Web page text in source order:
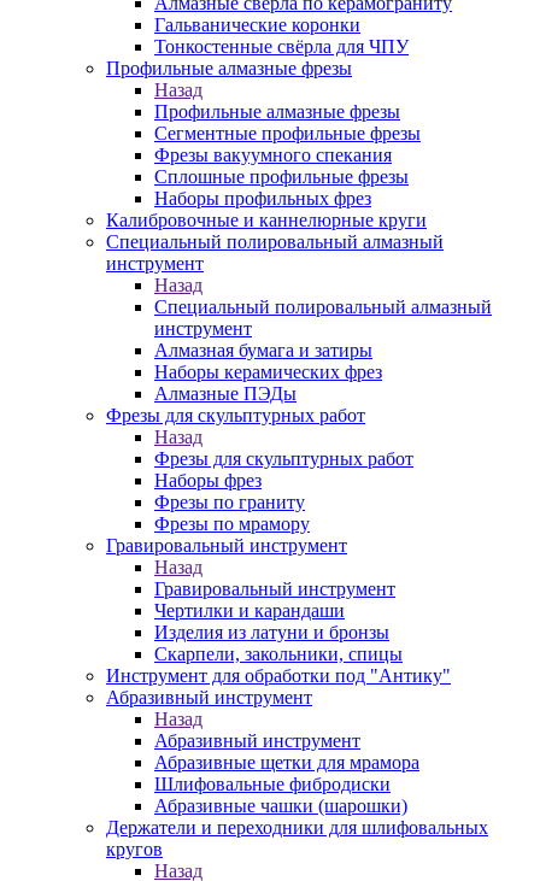
Гальванические коронки
Тонкостенные свёрла для ЧПУ
Профильные алмазные фрезы
Назад
Профильные алмазные фрезы
Сегментные профильные фрезы
Фрезы вакуумного спекания
Сплошные профильные фрезы
Наборы профильных фрез
Калибровочные и каннелюрные круги
Специальный полировальный алмазный
инструмент
Назад
Специальный полировальный алмазный
инструмент
Алмазная бумага и затиры
Наборы керамических фрез
Алмазные ПЭДы
Фрезы для скульптурных работ
Назад
Фрезы для скульптурных работ
Наборы фрез
Фрезы по граниту
Фрезы по мрамору
Гравировальный инструмент
Назад
Гравировальный инструмент
Чертилки и карандаши
Изделия из латуни и бронзы
Скарпели, закольники, спицы
Инструмент для обработки под "Антику"
Абразивный инструмент
Назад
Абразивный инструмент
Абразивные щетки для мрамора
Шлифовальные фибродиски
Абразивные чашки (шарошки)
Держатели и переходники для шлифовальных
кругов
Назад